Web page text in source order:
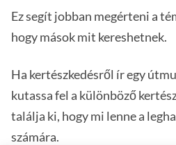
Ez segít jobban megérteni a
hogy mások mit kereshetnek.
Ha kertészkedésről ír egy
kutassa fel a különböző
találja ki, hogy mi lenne a
számára.